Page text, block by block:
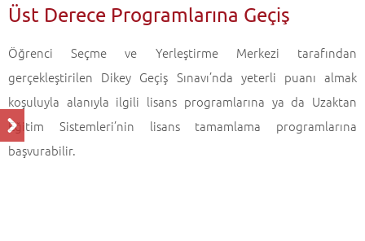
Çocuk Bakımı ve Gençlik Hizmetleri Bölümü
Çocuk Gelişimi Programı
Üst Derece Programlarına Geçiş
Üst Derece Programlarına Geçiş
Öğrenci Seçme ve Yerleştirme Merkezi tarafından
gerçekleştirilen Dikey Geçiş Sınavı’nda yeterli puanı almak
koşuluyla alanıyla ilgili lisans programlarına ya da Uzaktan
Eğitim Sistemleri’nin lisans tamamlama programlarına
başvurabilir.